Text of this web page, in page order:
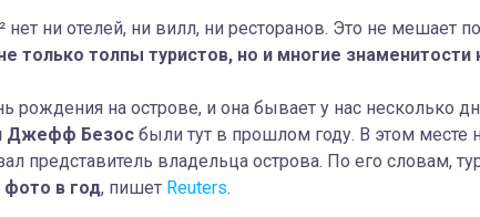
ни отелей, ни вилл, ни ресторанов. Это не мешает
толпы туристов, но и многие знаменитости
рождения на острове, и она бывает у нас несколько
Джефф Безос были тут в прошлом году. В этом месте
представитель владельца острова. По его словам,
фото в год, пишет Reuters.